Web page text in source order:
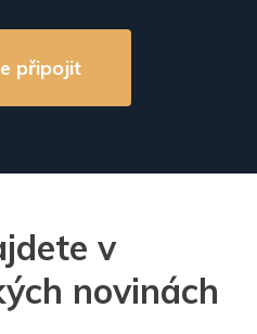
připojit
v
novinách